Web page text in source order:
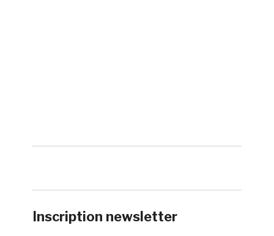
Inscription newsletter